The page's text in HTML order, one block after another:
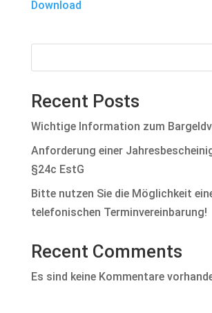
Download
Recent Posts
Wichtige Information zum
Anforderung einer
§24c EstG
Bitte nutzen Sie die Möglichkeit
telefonischen Terminvereinbarung!
Recent Comments
Es sind keine Kommentare